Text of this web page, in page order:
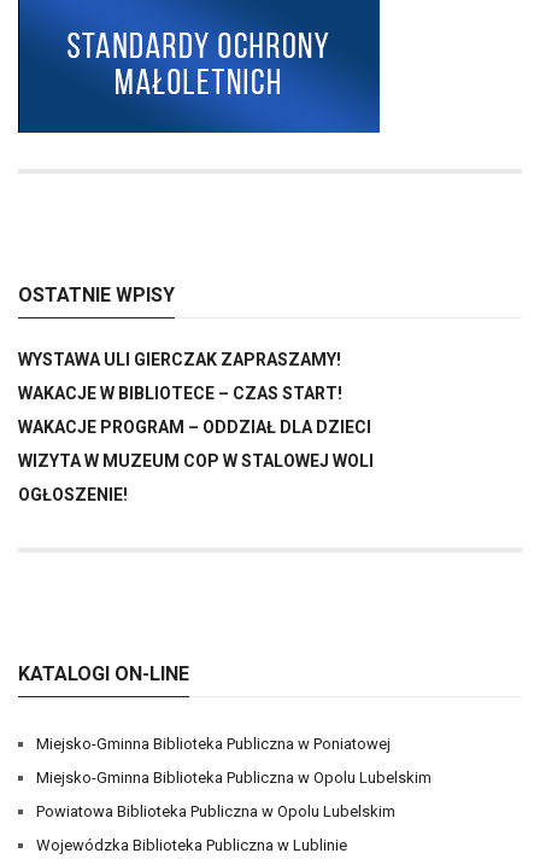
OSTATNIE WPISY
WYSTAWA ULI GIERCZAK ZAPRASZAMY!
WAKACJE W BIBLIOTECE – CZAS START!
WAKACJE PROGRAM – ODDZIAŁ DLA DZIECI
WIZYTA W MUZEUM COP W STALOWEJ WOLI
OGŁOSZENIE!
KATALOGI ON-LINE
Miejsko-Gminna Biblioteka Publiczna w Poniatowej
Miejsko-Gminna Biblioteka Publiczna w Opolu Lubelskim
Powiatowa Biblioteka Publiczna w Opolu Lubelskim
Wojewódzka Biblioteka Publiczna w Lublinie